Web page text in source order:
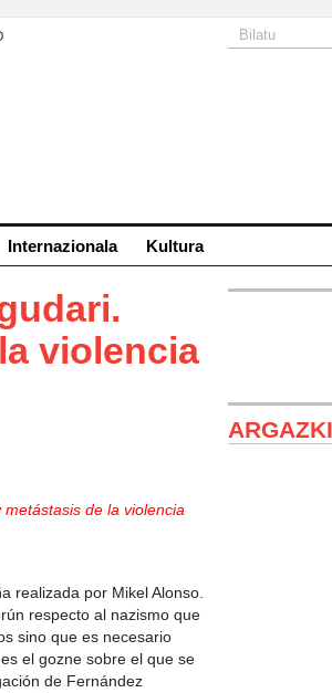
Internazionala Kultura
violencia
de la violencia
realizada por Mikel Alonso.
respecto al nazismo que
sino que es necesario
el gozne sobre el que se
de Fernández